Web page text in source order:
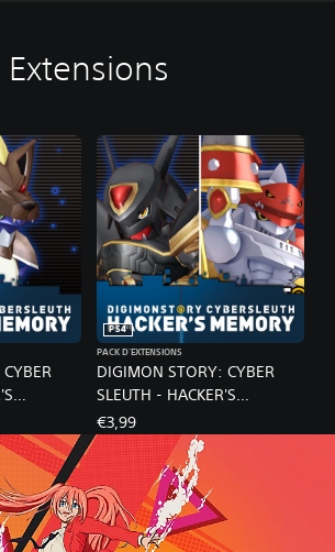
Extensions
NX
DIGIMON STORY: CYBER
SLEUTH - HACKER'S
MEMORY / NX BUNDLE
PS4
PACK D'EXTENSIONS
€3,99